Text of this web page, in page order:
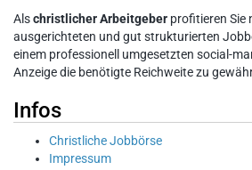
Alschristlicher Arbeitgeber profitieren Sie
ausgerichteten und gut strukturierten
einem professionell umgesetzten social-
Anzeige die benötigte Reichweite zu
Infos
Christliche Jobbörse
Impressum